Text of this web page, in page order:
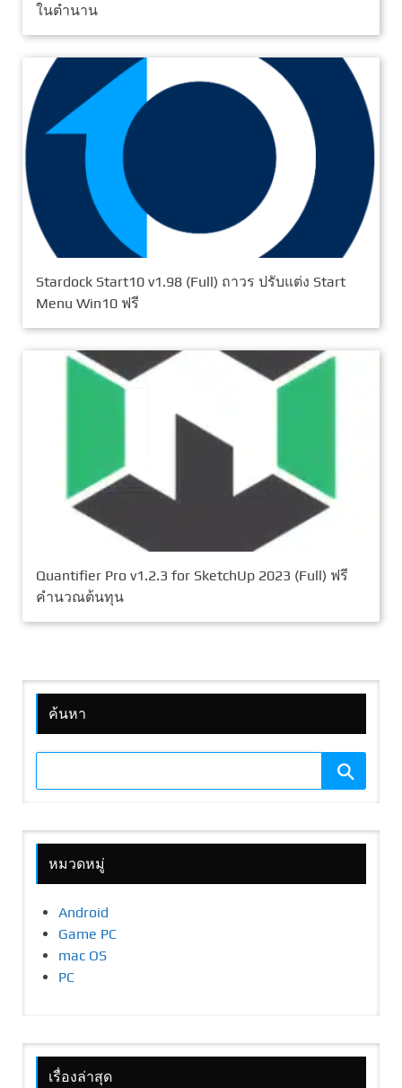
ในตำนาน
Stardock Start10 v1.98 (Full) ถาวร ปรับแต่ง Start
Menu Win10 ฟรี
Quantifier Pro v1.2.3 for SketchUp 2023 (Full) ฟรี
คำนวณต้นทุน
ค้นหา
หมวดหมู่
Android
Game PC
mac OS
PC
เรื่องล่าสุด